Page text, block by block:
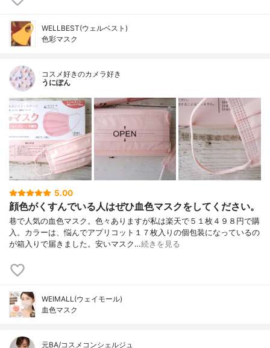
WELLBEST(ウェルベスト)
色彩マスク
コスメ好きのカメラ好き
うにぽん
5.00
顔色がくすんでいる人はぜひ血色マスクをしてください。
巷で人気の血色マスク。色々ありますが私は楽天で５１枚４９８円で購
入。カラーは、悩んでアプリコット１７枚入りの個包装になっているの
が箱入りで届きました。安いマスク…続きを見る
WEIMALL(ウェイモール)
血色マスク
元BA/コスメコンシェルジュ